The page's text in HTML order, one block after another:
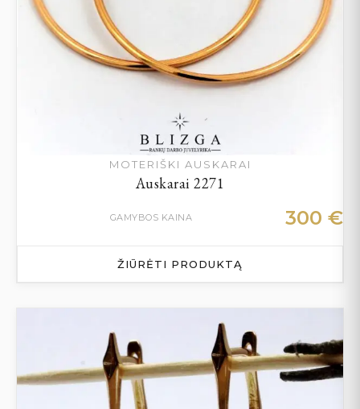
MOTERIŠKI AUSKARAI
Auskarai 2271
GAMYBOS KAINA 300 €
ŽIŪRĖTI PRODUKTĄ